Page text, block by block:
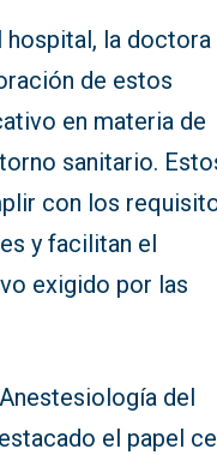
la doctora
de estos
en materia de
sanitario.
con los
y facilitan el
exigido por las
del
el papel